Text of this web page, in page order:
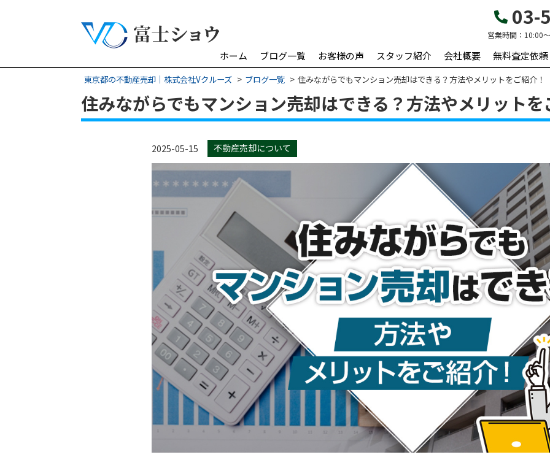
03-
営業時間： 10:00
ホーム ブログ一覧 お客様の声 スタッフ紹介 会社概要 無料査定依頼
東京都の不動産売却｜株式会社Vクルーズ ブログ一覧 住みながらでもマンション売却はできる？方法やメリットをご紹介！
住みながらでもマンション売却はできる？方法やメリット
2025-05-15 不動産売却について